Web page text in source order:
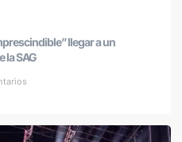
llegar a un
la SAG